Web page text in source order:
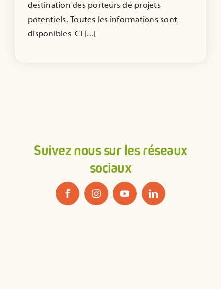
destination des porteurs de projets
potentiels. Toutes les informations sont
disponibles ICI [...]
Suivez nous sur les réseaux
sociaux